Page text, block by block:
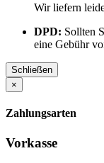
Wir liefern
DPD: Sollten
eine Gebühr
Schließen
×
Zahlungsarten
Vorkasse